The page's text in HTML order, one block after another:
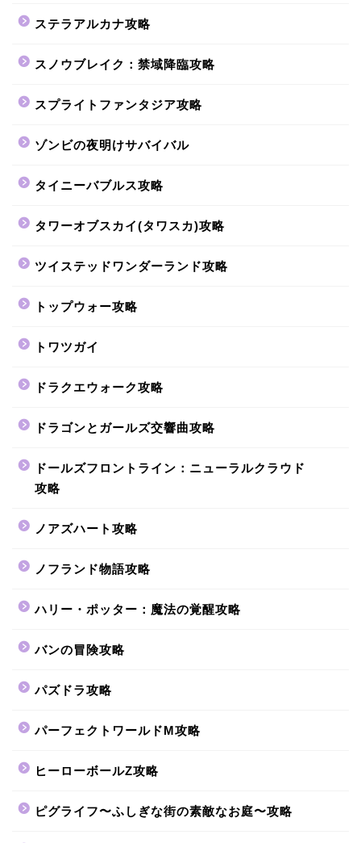
ステラアルカナ攻略
スノウブレイク：禁域降臨攻略
スプライトファンタジア攻略
ゾンビの夜明けサバイバル
タイニーバブルス攻略
タワーオブスカイ(タワスカ)攻略
ツイステッドワンダーランド攻略
トップウォー攻略
トワツガイ
ドラクエウォーク攻略
ドラゴンとガールズ交響曲攻略
ドールズフロントライン：ニューラルクラウド
攻略
ノアズハート攻略
ノフランド物語攻略
ハリー・ポッター：魔法の覚醒攻略
バンの冒険攻略
パズドラ攻略
パーフェクトワールドM攻略
ヒーローボールZ攻略
ピグライフ〜ふしぎな街の素敵なお庭〜攻略